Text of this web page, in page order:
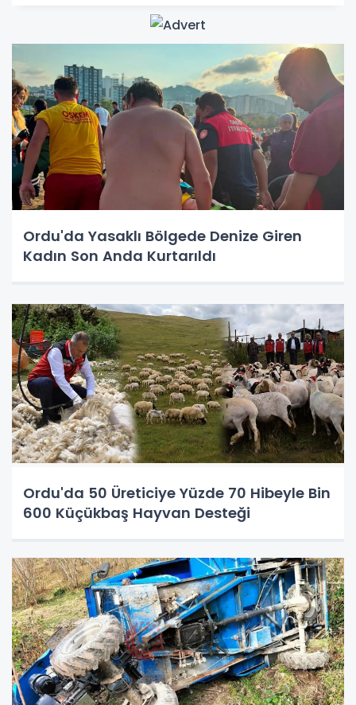
Ordu'da Yasaklı Bölgede Denize Giren
Kadın Son Anda Kurtarıldı
Ordu'da 50 Üreticiye Yüzde 70 Hibeyle Bin
600 Küçükbaş Hayvan Desteği